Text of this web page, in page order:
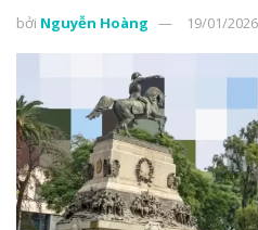
bởi Nguyễn Hoàng 19/01/2026